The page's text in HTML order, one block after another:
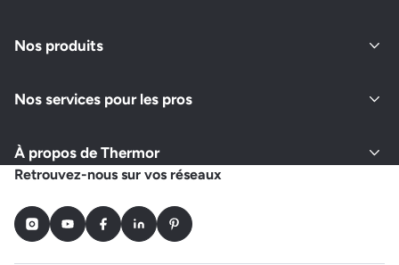
Nos produits
Nos services pour les pros
À propos de Thermor
Retrouvez-nous sur vos réseaux
InstagramYoutubeFacebookLinkedInPinterest